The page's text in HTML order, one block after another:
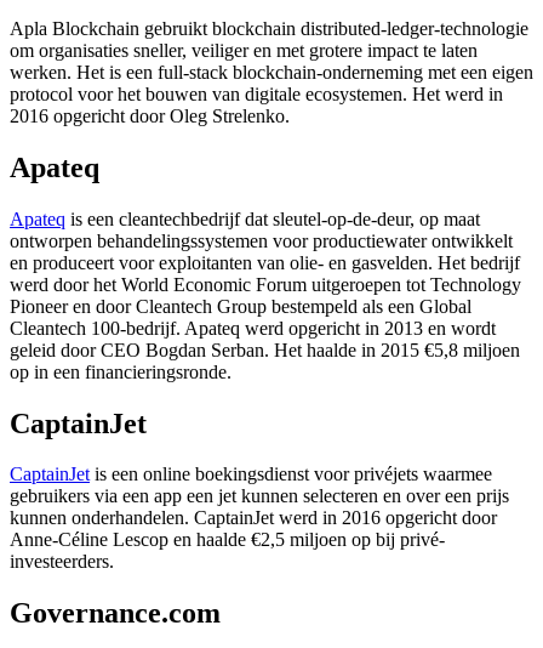
Apla Blockchain gebruikt blockchain distributed-ledger-technologie
om organisaties sneller, veiliger en met grotere impact te laten
werken. Het is een full-stack blockchain-onderneming met een eigen
protocol voor het bouwen van digitale ecosystemen. Het werd in
2016 opgericht door Oleg Strelenko.
Apateq
Apateq is een cleantechbedrijf dat sleutel-op-de-deur, op maat
ontworpen behandelingssystemen voor productiewater ontwikkelt
en produceert voor exploitanten van olie- en gasvelden. Het bedrijf
werd door het World Economic Forum uitgeroepen tot Technology
Pioneer en door Cleantech Group bestempeld als een Global
Cleantech 100-bedrijf. Apateq werd opgericht in 2013 en wordt
geleid door CEO Bogdan Serban. Het haalde in 2015 €5,8 miljoen
op in een financieringsronde.
CaptainJet
CaptainJetis een online boekingsdienst voor privéjets waarmee
gebruikers via een app een jet kunnen selecteren en over een prijs
kunnen onderhandelen. CaptainJet werd in 2016 opgericht door
Anne-Céline Lescop en haalde €2,5 miljoen op bij privé-
investeerders.
Governance.com